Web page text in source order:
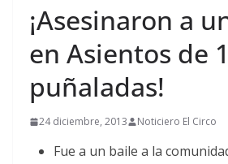
¡Asesinaron a
en Asientos de
puñaladas!
24 diciembre, 2013 Noticiero El Circo
Fue a un baile a la